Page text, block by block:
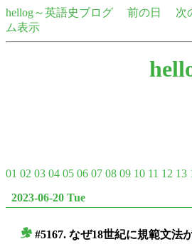
hellog～英語史ブログ 前の日 次
ム表示
01 02 03 04 05 06 07 08 09 10 11 12 13
2023-06-20 Tue
#5167. なぜ18世紀に規範文法